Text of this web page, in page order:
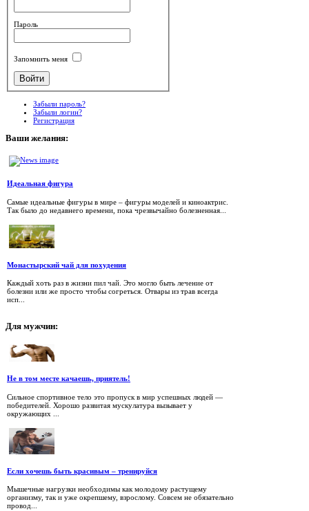
Пароль
Запомнить меня
Забыли пароль?
Забыли логин?
Регистрация
Ваши желания:
Идеальная фигура
Самые идеальные фигуры в мире – фигуры моделей и киноактрис.
Так было до недавнего времени, пока чрезвычайно болезненная...
Монастырский чай для похудения
Каждый хоть раз в жизни пил чай. Это могло быть лечение от
болезни или же просто чтобы согреться. Отвары из трав всегда
исп...
Для мужчин:
Не в том месте качаешь, приятель!
Сильное спортивное тело это пропуск в мир успешных людей —
победителей. Хорошо развитая мускулатура вызывает у
окружающих ...
Если хочешь быть красивым – тренируйся
Мышечные нагрузки необходимы как молодому растущему
организму, так и уже окрепшему, взрослому. Совсем не обязательно
провод...